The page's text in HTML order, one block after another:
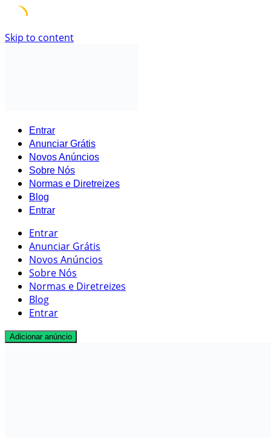
Skip to content
Entrar
Anunciar Grátis
Novos Anúncios
Sobre Nós
Normas e Diretreizes
Blog
Entrar
Entrar
Anunciar Grátis
Novos Anúncios
Sobre Nós
Normas e Diretreizes
Blog
Entrar
Adicionar anúncio